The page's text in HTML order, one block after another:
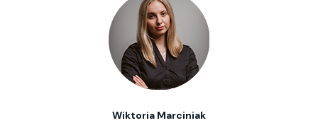
Wiktoria Marciniak